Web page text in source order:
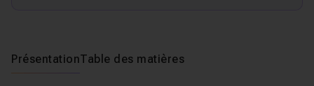
PrésentationTable des matières